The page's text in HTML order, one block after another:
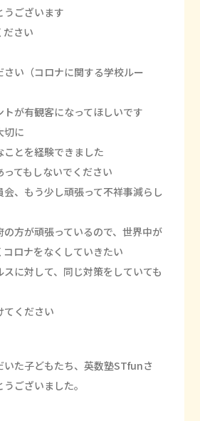
うございます
ださい
さい（コロナに関する学校ルー
トが有観客になってほしいです
切に
ことを経験できました
ってもしないでください
会、もう少し頑張って不祥事減らし
の方が頑張っているので、世界中が
ロナをなくしていきたい
スに対して、同じ対策をしていても
てください
いた子どもたち、英数塾STfunさ
ございました。